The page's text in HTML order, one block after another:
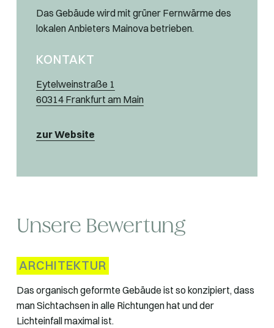
Das Gebäude wird mit grüner Fernwärme des
lokalen Anbieters Mainova betrieben.
KONTAKT
Eytelweinstraße 1
60314 Frankfurt am Main
zur Website
Unsere Bewertung
ARCHITEKTUR
Das organisch geformte Gebäude ist so konzipiert, dass
man Sichtachsen in alle Richtungen hat und der
Lichteinfall maximal ist.